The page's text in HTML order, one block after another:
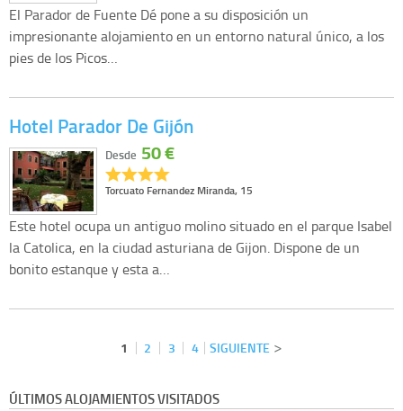
El Parador de Fuente Dé pone a su disposición un
impresionante alojamiento en un entorno natural único, a los
pies de los Picos…
Hotel Parador De Gijón
Torcuato Fernandez Miranda, 15
Desde 50 €
Este hotel ocupa un antiguo molino situado en el parque Isabel
la Catolica, en la ciudad asturiana de Gijon. Dispone de un
bonito estanque y esta a…
1 2 3 4 SIGUIENTE
ÚLTIMOS ALOJAMIENTOS VISITADOS